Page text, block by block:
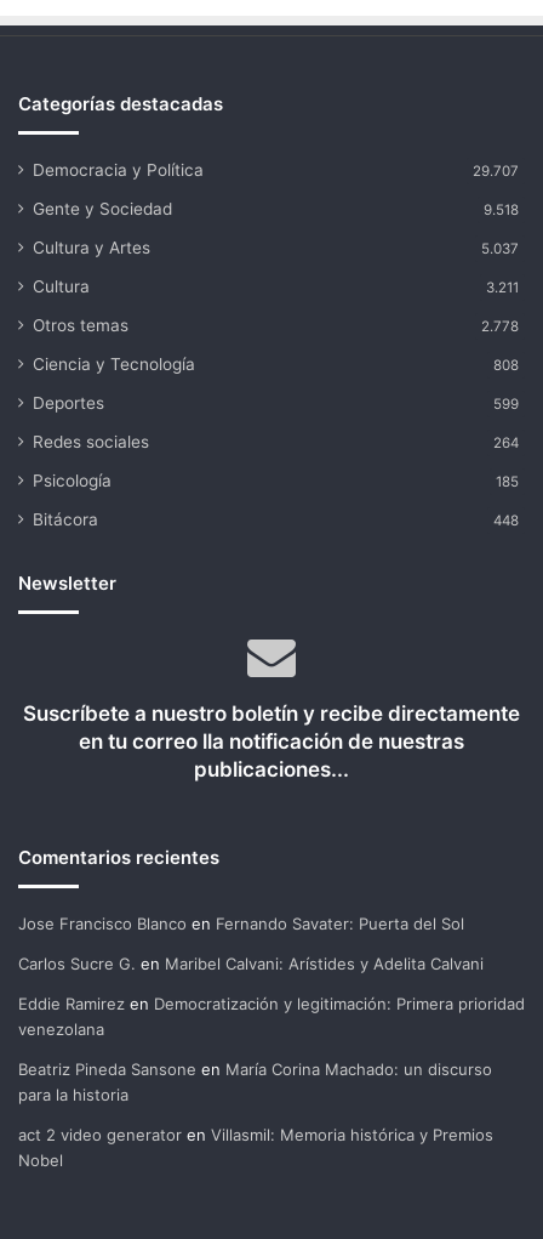
Categorías destacadas
Democracia y Política 29.707
Gente y Sociedad 9.518
Cultura y Artes 5.037
Cultura 3.211
Otros temas 2.778
Ciencia y Tecnología 808
Deportes 599
Redes sociales 264
Psicología 185
Bitácora 448
Newsletter
Suscríbete a nuestro boletín y recibe directamente
en tu correo lla notificación de nuestras
publicaciones...
Comentarios recientes
Jose Francisco Blanco en Fernando Savater: Puerta del Sol
Carlos Sucre G. en Maribel Calvani: Arístides y Adelita Calvani
Eddie Ramirez en Democratización y legitimación: Primera prioridad
venezolana
Beatriz Pineda Sansone en María Corina Machado: un discurso
para la historia
act 2 video generator en Villasmil: Memoria histórica y Premios
Nobel